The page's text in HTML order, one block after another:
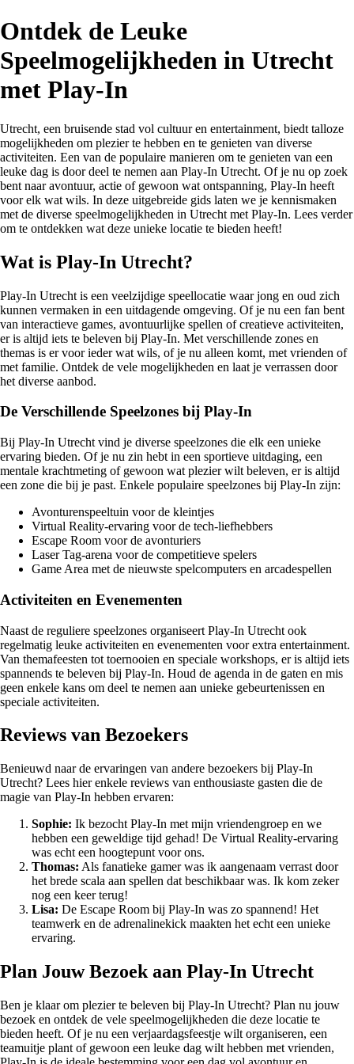
Ontdek de Leuke
Speelmogelijkheden in Utrecht
met Play-In
Utrecht, een bruisende stad vol cultuur en entertainment, biedt talloze
mogelijkheden om plezier te hebben en te genieten van diverse
activiteiten. Een van de populaire manieren om te genieten van een
leuke dag is door deel te nemen aan Play-In Utrecht. Of je nu op zoek
bent naar avontuur, actie of gewoon wat ontspanning, Play-In heeft
voor elk wat wils. In deze uitgebreide gids laten we je kennismaken
met de diverse speelmogelijkheden in Utrecht met Play-In. Lees verder
om te ontdekken wat deze unieke locatie te bieden heeft!
Wat is Play-In Utrecht?
Play-In Utrecht is een veelzijdige speellocatie waar jong en oud zich
kunnen vermaken in een uitdagende omgeving. Of je nu een fan bent
van interactieve games, avontuurlijke spellen of creatieve activiteiten,
er is altijd iets te beleven bij Play-In. Met verschillende zones en
themas is er voor ieder wat wils, of je nu alleen komt, met vrienden of
met familie. Ontdek de vele mogelijkheden en laat je verrassen door
het diverse aanbod.
De Verschillende Speelzones bij Play-In
Bij Play-In Utrecht vind je diverse speelzones die elk een unieke
ervaring bieden. Of je nu zin hebt in een sportieve uitdaging, een
mentale krachtmeting of gewoon wat plezier wilt beleven, er is altijd
een zone die bij je past. Enkele populaire speelzones bij Play-In zijn:
Avonturenspeeltuin voor de kleintjes
Virtual Reality-ervaring voor de tech-liefhebbers
Escape Room voor de avonturiers
Laser Tag-arena voor de competitieve spelers
Game Area met de nieuwste spelcomputers en arcadespellen
Activiteiten en Evenementen
Naast de reguliere speelzones organiseert Play-In Utrecht ook
regelmatig leuke activiteiten en evenementen voor extra entertainment.
Van themafeesten tot toernooien en speciale workshops, er is altijd iets
spannends te beleven bij Play-In. Houd de agenda in de gaten en mis
geen enkele kans om deel te nemen aan unieke gebeurtenissen en
speciale activiteiten.
Reviews van Bezoekers
Benieuwd naar de ervaringen van andere bezoekers bij Play-In
Utrecht? Lees hier enkele reviews van enthousiaste gasten die de
magie van Play-In hebben ervaren:
Sophie: Ik bezocht Play-In met mijn vriendengroep en we
hebben een geweldige tijd gehad! De Virtual Reality-ervaring
was echt een hoogtepunt voor ons.
Thomas: Als fanatieke gamer was ik aangenaam verrast door
het brede scala aan spellen dat beschikbaar was. Ik kom zeker
nog een keer terug!
Lisa: De Escape Room bij Play-In was zo spannend! Het
teamwerk en de adrenalinekick maakten het echt een unieke
ervaring.
Plan Jouw Bezoek aan Play-In Utrecht
Ben je klaar om plezier te beleven bij Play-In Utrecht? Plan nu jouw
bezoek en ontdek de vele speelmogelijkheden die deze locatie te
bieden heeft. Of je nu een verjaardagsfeestje wilt organiseren, een
teamuitje plant of gewoon een leuke dag wilt hebben met vrienden,